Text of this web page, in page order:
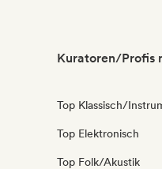
Kuratoren/Profis
Top Klassisch/
Top Elektronisch
Top Folk/Akustik